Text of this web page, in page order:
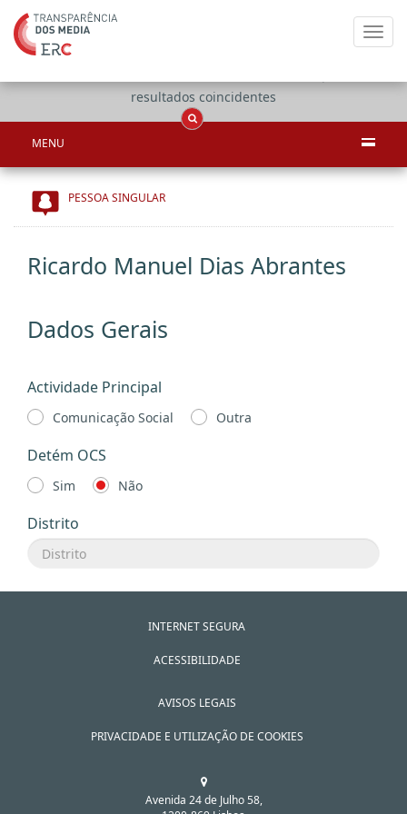
resultados coincidentes
MENU
PESSOA SINGULAR
Ricardo Manuel Dias Abrantes
Dados Gerais
Actividade Principal
Comunicação Social Outra
Detém OCS
Sim Não
Distrito
INTERNET SEGURA
ACESSIBILIDADE
AVISOS LEGAIS
PRIVACIDADE E UTILIZAÇÃO DE COOKIES
Avenida 24 de Julho 58,